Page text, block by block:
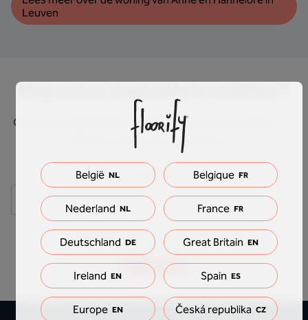
Leuven
Nog extra inspiratie in mailbox?
Ontvang inspirerende mailings over onze vloeren. En
blijf op de hoogte van alle acties.
E-mailadres
Ik ga akkoord met het privacybeleid
Schrijf je in
België NL Belgique FR
Nederland NL France FR
Deutschland DE Great Britain EN
Ireland EN Spain ES
Europe EN Česká republika CZ